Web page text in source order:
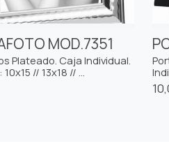
MOD.7351
Plateado. Caja Individual.
// 13x18 // ...